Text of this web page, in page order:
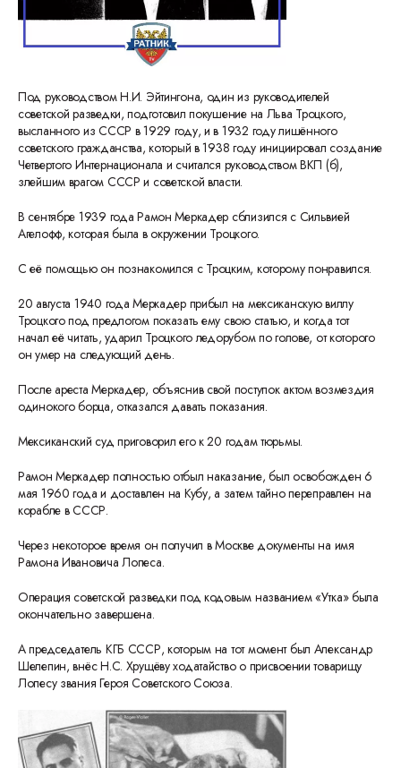
Под руководством Н.И. Эйтингона, один из руководителей
советской разведки, подготовил покушение на Льва Троцкого,
высланного из СССР в 1929 году, и в 1932 году лишённого
советского гражданства, который в 1938 году инициировал создание
Четвертого Интернационала и считался руководством ВКП (б),
злейшим врагом СССР и советской власти.
В сентябре 1939 года Рамон Меркадер сблизился с Сильвией
Агелофф, которая была в окружении Троцкого.
С её помощью он познакомился с Троцким, которому понравился.
20 августа 1940 года Меркадер прибыл на мексиканскую виллу
Троцкого под предлогом показать ему свою статью, и когда тот
начал её читать, ударил Троцкого ледорубом по голове, от которого
он умер на следующий день.
После ареста Меркадер, объяснив свой поступок актом возмездия
одинокого борца, отказался давать показания.
Мексиканский суд приговорил его к 20 годам тюрьмы.
Рамон Меркадер полностью отбыл наказание, был освобожден 6
мая 1960 года и доставлен на Кубу, а затем тайно переправлен на
корабле в СССР.
Через некоторое время он получил в Москве документы на имя
Рамона Ивановича Лопеса.
Операция советской разведки под кодовым названием «Утка» была
окончательно завершена.
А председатель КГБ СССР, которым на тот момент был Александр
Шелепин, внёс Н.С. Хрущёву ходатайство о присвоении товарищу
Лопесу звания Героя Советского Союза.